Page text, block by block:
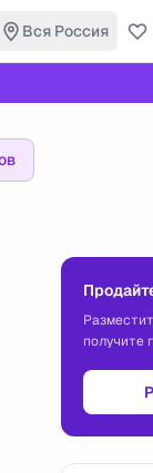
Вся Россия
получите